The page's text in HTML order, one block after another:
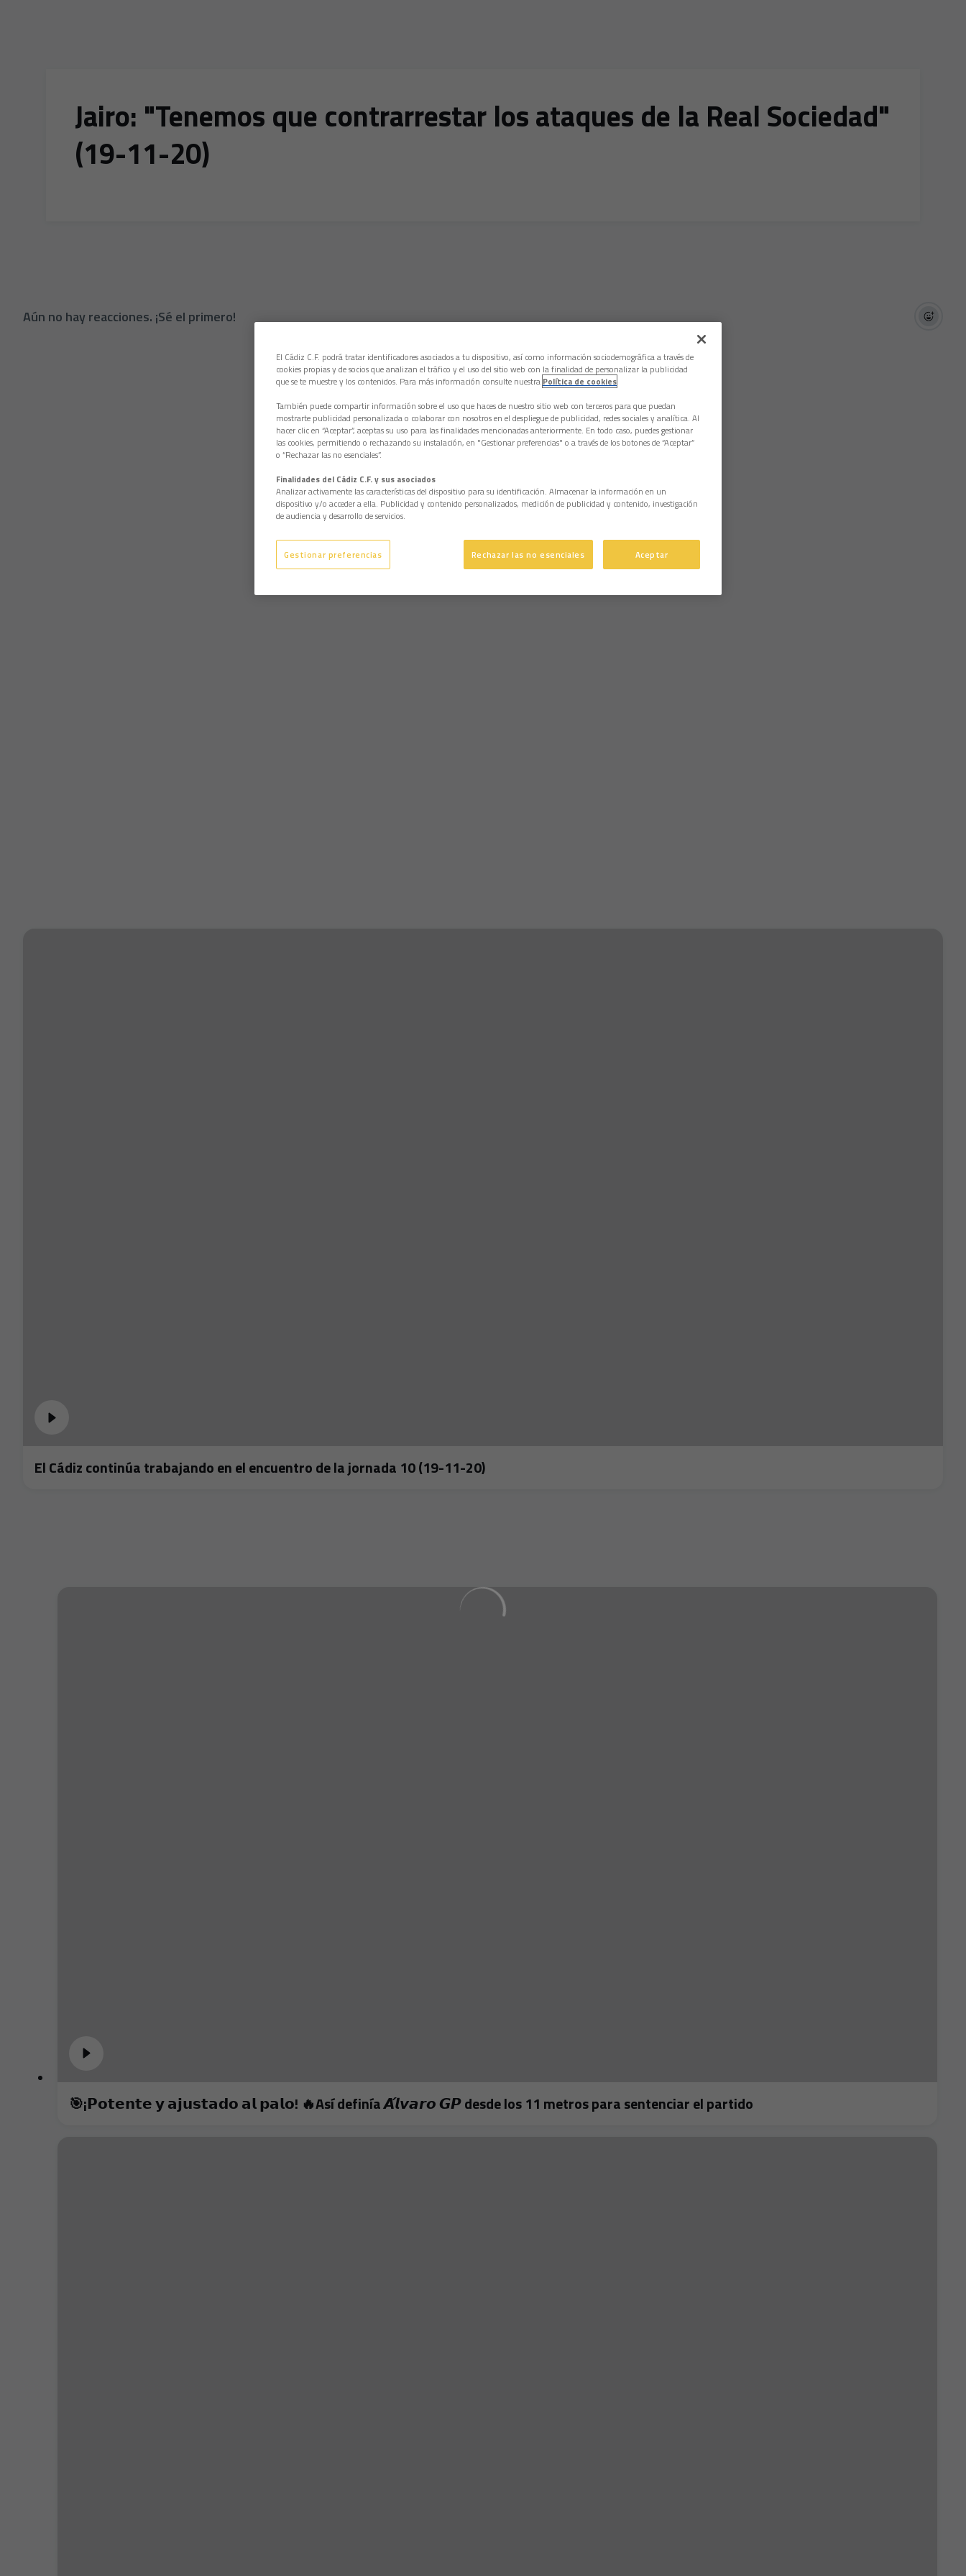
Jairo: "Tenemos que contrarrestar los ataques de la Real Sociedad"
(19-11-20)
Aún no hay reacciones. ¡Sé el primero!
El Cádiz continúa trabajando en el encuentro de la jornada 10 (19-11-20)
🎯¡𝗣𝗼𝘁𝗲𝗻𝘁𝗲 𝘆 𝗮𝗷𝘂𝘀𝘁𝗮𝗱𝗼 𝗮𝗹 𝗽𝗮𝗹𝗼! 🔥Así definía 𝘼́𝙡𝙫𝙖𝙧𝙤 𝙂𝙋 desde los 11 metros para sentenciar el partido
El Cádiz C.F. podrá tratar identificadores asociados a tu dispositivo, así como información sociodemográfica a través de
cookies propias y de socios que analizan el tráfico y el uso del sitio web con la finalidad de personalizar la publicidad
que se te muestre y los contenidos. Para más información consulte nuestra Política de cookies
También puede compartir información sobre el uso que haces de nuestro sitio web con terceros para que puedan
mostrarte publicidad personalizada o colaborar con nosotros en el despliegue de publicidad, redes sociales y analítica. Al
hacer clic en “Aceptar”, aceptas su uso para las finalidades mencionadas anteriormente. En todo caso, puedes gestionar
las cookies, permitiendo o rechazando su instalación, en "Gestionar preferencias" o a través de los botones de “Aceptar”
o “Rechazar las no esenciales”.
Finalidades del Cádiz C.F. y sus asociados
Analizar activamente las características del dispositivo para su identificación. Almacenar la información en un
dispositivo y/o acceder a ella. Publicidad y contenido personalizados, medición de publicidad y contenido, investigación
de audiencia y desarrollo de servicios.
Gestionar preferencias Rechazar las no esenciales Aceptar